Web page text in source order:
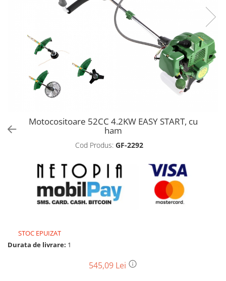
Scutere pe benzina
Tricicluri persoane
Trotinete electrice
Biciclete, trotinete, triciclete
Biciclete electrice
Motoburghie si accesorii
Accesorii motoburghie
Drujbe, fierastraie electrice
Drujbe pe benzina
Drujbe cu acumulator
Drujbe electrice
Unelte electrice busteni
Motocositoare 52CC 4.2KW EASY START, cu
ham
Cod Produs: GF-2292
STOC EPUIZAT
Durata de livrare: 1
545,09 Lei